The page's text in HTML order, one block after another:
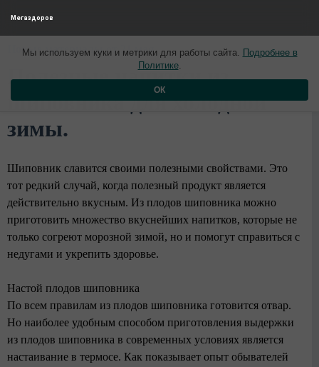
Мегаздоров
Мы используем куки и метрики для работы сайта. Подробнее в
Политике.
ОК
Новые материалы от 21 мая
Полезные напитки из
шиповника для холодной
зимы.
Шиповник славится своими полезными свойствами. Это
тот редкий случай, когда полезный продукт является
действительно вкусным. Из плодов шиповника можно
приготовить множество вкуснейших напитков, которые не
только согреют морозной зимой, но и помогут справиться с
недугами и укрепить здоровье.
Настой плодов шиповника
По всем правилам из плодов шиповника готовится отвар.
Но наиболее удобным способом приготовления выдержки
из плодов шиповника в современных условиях является
настаивание в термосе. Как показывает опыт обывателей